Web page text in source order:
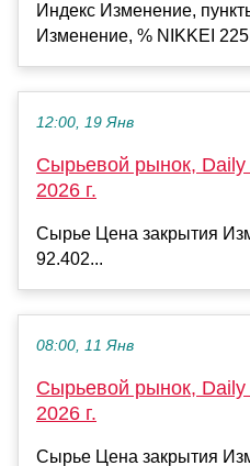
Индекс Изменение,
Изменение, % NIKKEI
12:00, 19 Янв
Сырьевой рынок, Daily
2026 г.
Сырье Цена закрытия
92.402...
08:00, 11 Янв
Сырьевой рынок, Daily
2026 г.
Сырье Цена закрытия